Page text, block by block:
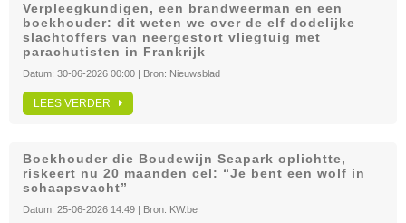
Verpleegkundigen, een brandweerman en een
boekhouder: dit weten we over de elf dodelijke
slachtoffers van neergestort vliegtuig met
parachutisten in Frankrijk
Datum: 30-06-2026 00:00 | Bron: Nieuwsblad
LEES VERDER
Boekhouder die Boudewijn Seapark oplichtte,
riskeert nu 20 maanden cel: “Je bent een wolf in
schaapsvacht”
Datum: 25-06-2026 14:49 | Bron: KW.be